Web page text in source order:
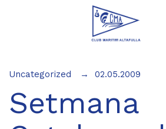
Uncategorized 02.05.2009
Setmana